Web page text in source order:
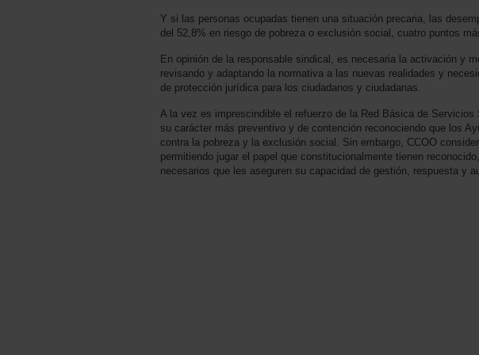
Y si las personas ocupadas tienen una situación precaria, las
del 52,8% en riesgo de pobreza o exclusión social, cuatro puntos
En opinión de la responsable sindical, es necesaria la activación y
revisando y adaptando la normativa a las nuevas realidades y
de protección jurídica para los ciudadanos y ciudadanas.
A la vez es imprescindible el refuerzo de la Red Básica de
su carácter más preventivo y de contención reconociendo que los
contra la pobreza y la exclusión social. Sin embargo, CCOO
permitiendo jugar el papel que constitucionalmente tienen
necesarios que les aseguren su capacidad de gestión, respuesta y